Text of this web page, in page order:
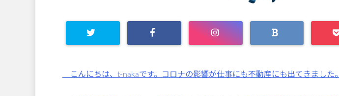
こんにちは、t-nakaです。コロナの影響が仕事にも不動産にも出てきました。